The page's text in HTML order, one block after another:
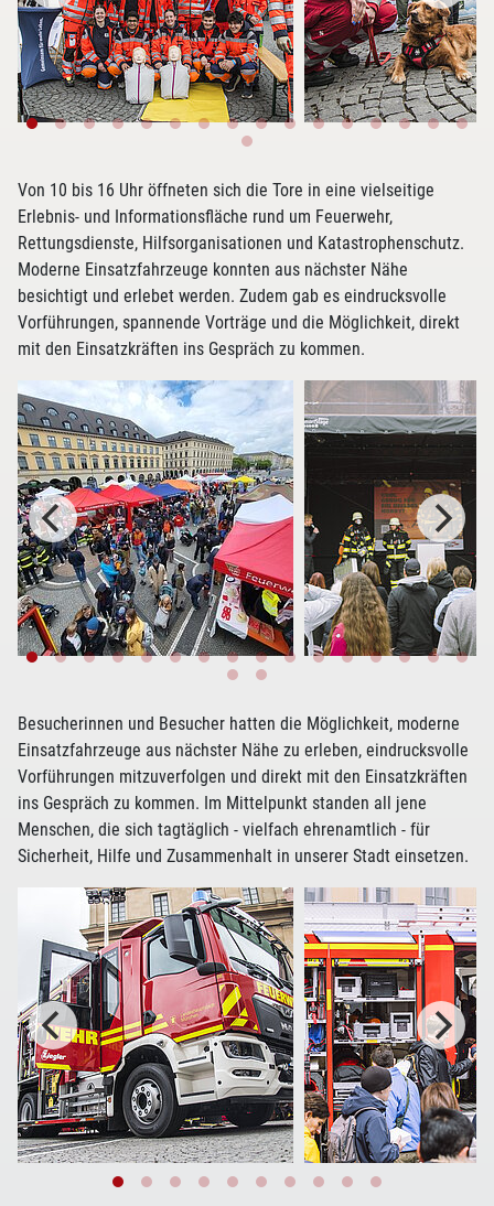
Von 10 bis 16 Uhr öffneten sich die Tore in eine vielseitige
Erlebnis- und Informationsfläche rund um Feuerwehr,
Rettungsdienste, Hilfsorganisationen und Katastrophenschutz.
Moderne Einsatzfahrzeuge konnten aus nächster Nähe
besichtigt und erlebet werden. Zudem gab es eindrucksvolle
Vorführungen, spannende Vorträge und die Möglichkeit, direkt
mit den Einsatzkräften ins Gespräch zu kommen.
Besucherinnen und Besucher hatten die Möglichkeit, moderne
Einsatzfahrzeuge aus nächster Nähe zu erleben, eindrucksvolle
Vorführungen mitzuverfolgen und direkt mit den Einsatzkräften
ins Gespräch zu kommen. Im Mittelpunkt standen all jene
Menschen, die sich tagtäglich - vielfach ehrenamtlich - für
Sicherheit, Hilfe und Zusammenhalt in unserer Stadt einsetzen.